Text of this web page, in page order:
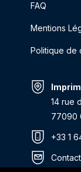
FAQ
Mentions
Politique de
14 rue
77090
+33 1